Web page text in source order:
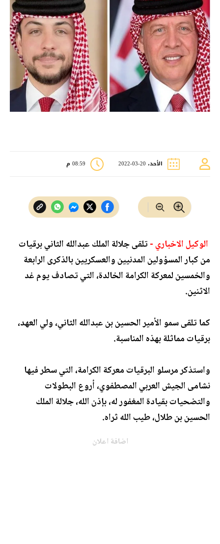
الأحد، 20-03-2022 08:59 م
الوكيل الاخباري -تلقى جلالة الملك عبدالله الثاني برقيات
من كبار المسؤولين المدنيين والعسكريين بالذكرى الرابعة
والخمسين لمعركة الكرامة الخالدة، التي تصادف يوم غد
الاثنين.
كما تلقى سمو الأمير الحسين بن عبدالله الثاني، ولي العهد،
برقيات مماثلة بهذه المناسبة.
واستذكر مرسلو البرقيات معركة الكرامة، التي سطر فيها
نشامى الجيش العربي المصطفوي، أروع البطولات
والتضحيات بقيادة المغفور له، بإذن الله، جلالة الملك
الحسين بن طلال، طيب الله ثراه.
اضافة اعلان